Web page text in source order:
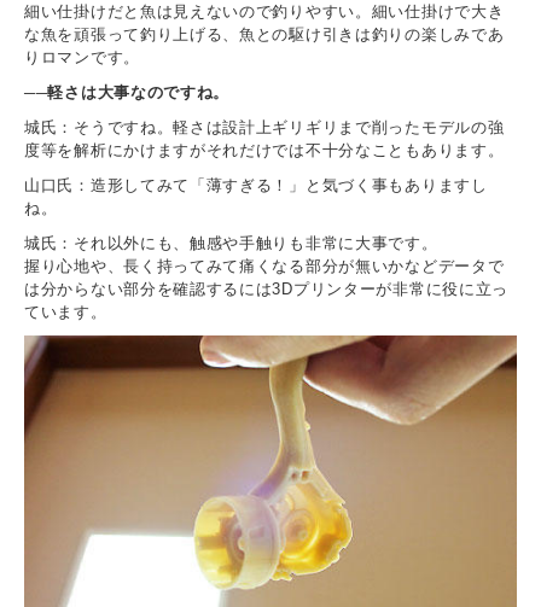
細い仕掛けだと魚は見えないので釣りやすい。細い仕掛けで大き
な魚を頑張って釣り上げる、魚との駆け引きは釣りの楽しみであ
りロマンです。
──軽さは大事なのですね。
城氏：そうですね。軽さは設計上ギリギリまで削ったモデルの強
度等を解析にかけますがそれだけでは不十分なこともあります。
山口氏：造形してみて「薄すぎる！」と気づく事もありますし
ね。
城氏：それ以外にも、触感や手触りも非常に大事です。
握り心地や、長く持ってみて痛くなる部分が無いかなどデータで
は分からない部分を確認するには3Dプリンターが非常に役に立っ
ています。